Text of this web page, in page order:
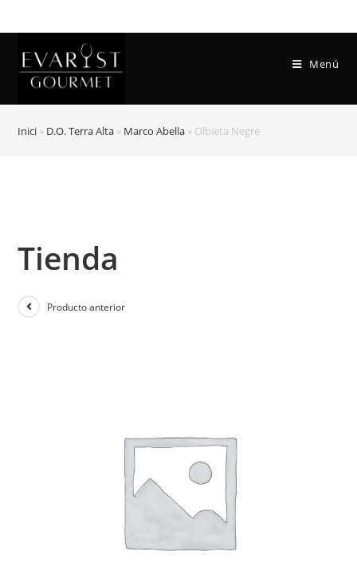
Menú
Inici » D.O. Terra Alta » Marco Abella » Olbieta Negre
Tienda
Producto anterior